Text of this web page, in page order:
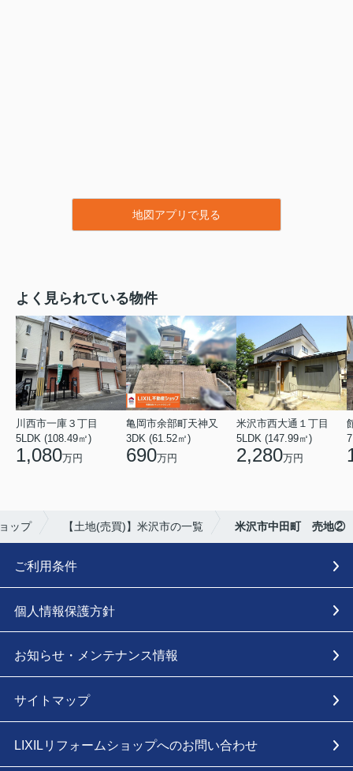
地図アプリで見る
よく見られている物件
川西市一庫３丁目
5LDK (108.49㎡)
1,080万円
亀岡市余部町天神又
3DK (61.52㎡)
690万円
米沢市西大通１丁目
5LDK (147.99㎡)
2,280万円
ップ 【土地(売買)】米沢市の一覧 米沢市中田町 売地②
ご利用条件
個人情報保護方針
お知らせ・メンテナンス情報
サイトマップ
LIXILリフォームショップへのお問い合わせ